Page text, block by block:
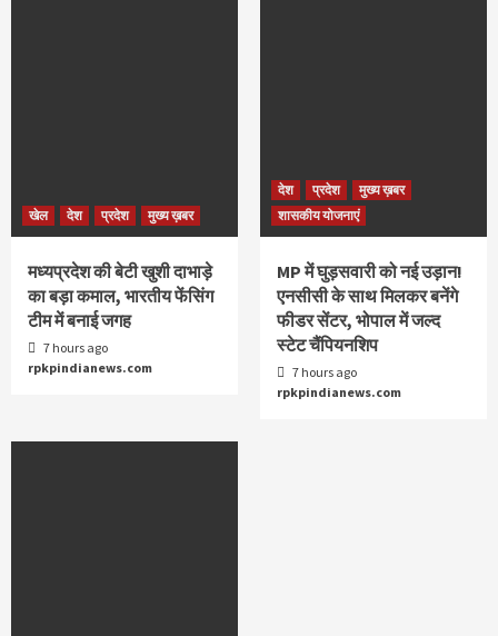
खेल देश प्रदेश मुख्य ख़बर
मध्यप्रदेश की बेटी खुशी दाभाड़े
का बड़ा कमाल, भारतीय फेंसिंग
टीम में बनाई जगह
7 hours ago
rpkpindianews.com
देश प्रदेश
मुख्य ख़बर
शासकीय योजनाएं
MP में घुड़सवारी को नई उड़ान!
एनसीसी के साथ मिलकर बनेंगे
फीडर सेंटर, भोपाल में जल्द
स्टेट चैंपियनशिप
7 hours ago
rpkpindianews.com